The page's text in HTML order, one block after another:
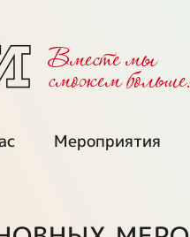
Вместе мы
cможем
Мероприятия